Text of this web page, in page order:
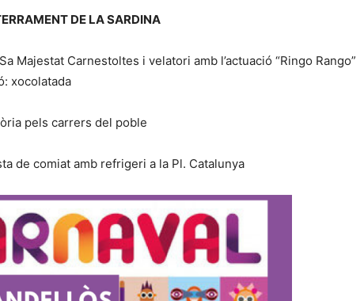
DE LA SARDINA
Majestat Carnestoltes i velatori amb l’actuació “Ringo Rango”
xocolatada
pels carrers del poble
de comiat amb refrigeri a la Pl. Catalunya